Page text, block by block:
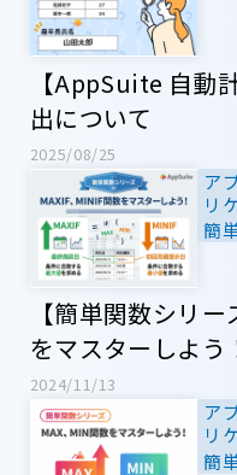
【AppSuite 自動
出について
2025/08/25
ア
リ
簡
【簡単関数シリ
をマスターしよう
2024/11/13
ア
リ
簡